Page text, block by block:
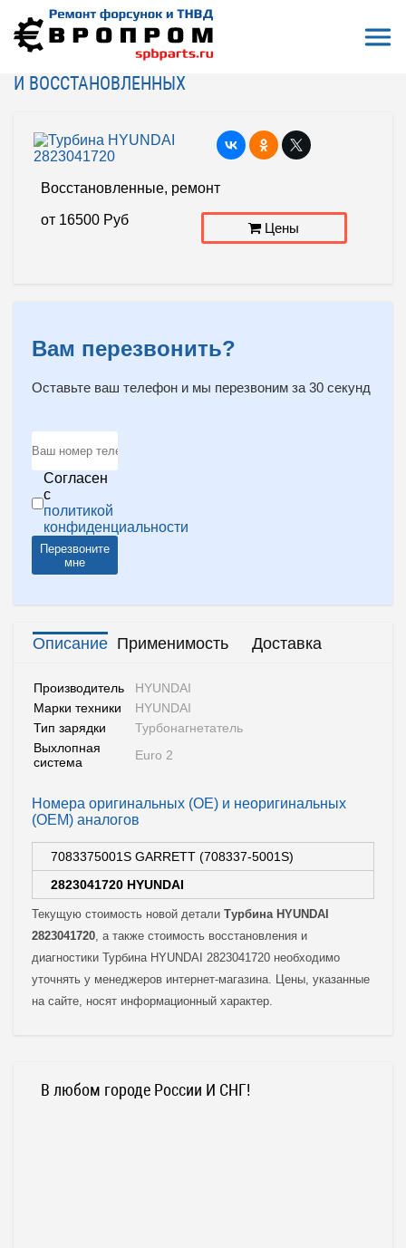
На главную Турбина HYUNDAI 2823041720
ТУРБИНА HYUNDAI 2823041720 - ЦЕНЫ РЕМОНТА
И ВОССТАНОВЛЕННЫХ
Восстановленные, ремонт
от 16500 Руб
Цены
Вам перезвонить?
Оставьте ваш телефон и мы перезвоним за 30 секунд
Согласен
с
политикой
конфиденциальности
Перезвоните
мне
Описание Применимость Доставка
Производитель
HYUNDAI
Марки техники
HYUNDAI
Тип зарядки
Турбонагнетатель
Выхлопная
система
Euro 2
Номера оригинальных (OE) и неоригинальных
(OEM) аналогов
7083375001S GARRETT (708337-5001S)
2823041720 HYUNDAI
Текущую стоимость новой детали Турбина HYUNDAI
2823041720, а также стоимость восстановления и
диагностики Турбина HYUNDAI 2823041720 необходимо
уточнять у менеджеров интернет-магазина. Цены, указанные
на сайте, носят информационный характер.
В любом городе России И СНГ!